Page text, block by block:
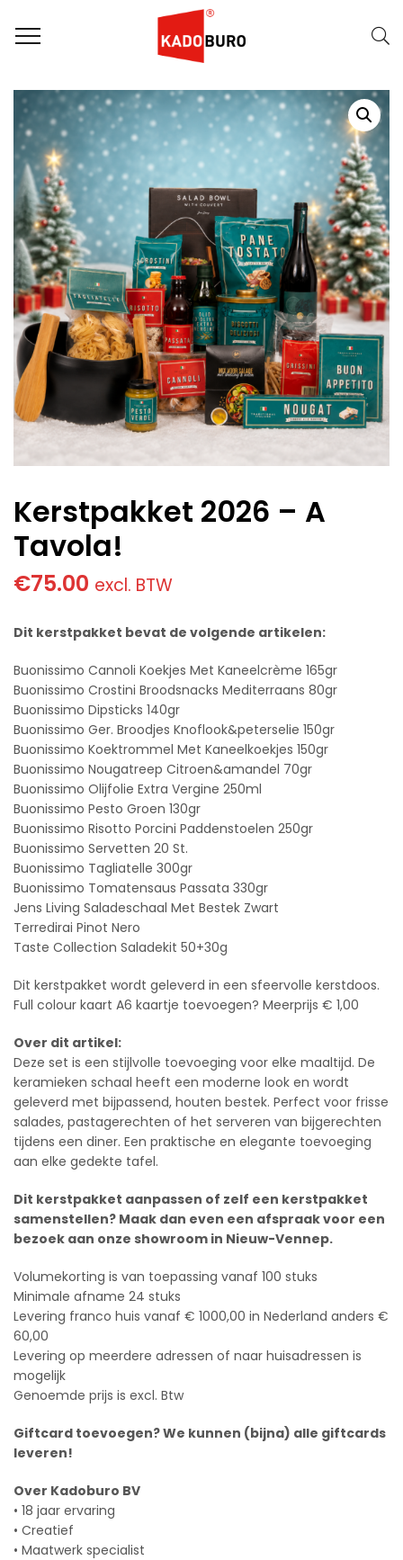
Home Kerstpakketten,WK pakketten
Kerstpakket 2026 – A Tavola!
Kerstpakket 2026 – A
Tavola!
€75.00 excl. BTW
Dit kerstpakket bevat de volgende artikelen:
Buonissimo Cannoli Koekjes Met Kaneelcrème 165gr
Buonissimo Crostini Broodsnacks Mediterraans 80gr
Buonissimo Dipsticks 140gr
Buonissimo Ger. Broodjes Knoflook&peterselie 150gr
Buonissimo Koektrommel Met Kaneelkoekjes 150gr
Buonissimo Nougatreep Citroen&amandel 70gr
Buonissimo Olijfolie Extra Vergine 250ml
Buonissimo Pesto Groen 130gr
Buonissimo Risotto Porcini Paddenstoelen 250gr
Buonissimo Servetten 20 St.
Buonissimo Tagliatelle 300gr
Buonissimo Tomatensaus Passata 330gr
Jens Living Saladeschaal Met Bestek Zwart
Terredirai Pinot Nero
Taste Collection Saladekit 50+30g
Dit kerstpakket wordt geleverd in een sfeervolle kerstdoos.
Full colour kaart A6 kaartje toevoegen? Meerprijs € 1,00
Over dit artikel:
Deze set is een stijlvolle toevoeging voor elke maaltijd. De
keramieken schaal heeft een moderne look en wordt
geleverd met bijpassend, houten bestek. Perfect voor frisse
salades, pastagerechten of het serveren van bijgerechten
tijdens een diner. Een praktische en elegante toevoeging
aan elke gedekte tafel.
Dit kerstpakket aanpassen of zelf een kerstpakket
samenstellen? Maak dan even een afspraak voor een
bezoek aan onze showroom in Nieuw-Vennep.
Volumekorting is van toepassing vanaf 100 stuks
Minimale afname 24 stuks
Levering franco huis vanaf € 1000,00 in Nederland anders €
60,00
Levering op meerdere adressen of naar huisadressen is
mogelijk
Genoemde prijs is excl. Btw
Giftcard toevoegen? We kunnen (bijna) alle giftcards
leveren!
Over Kadoburo BV
• 18 jaar ervaring
• Creatief
• Maatwerk specialist